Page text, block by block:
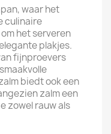
waar het
culinaire
het serveren
plakjes.
fijnproevers
biedt ook een
zalm een
zowel rauw als